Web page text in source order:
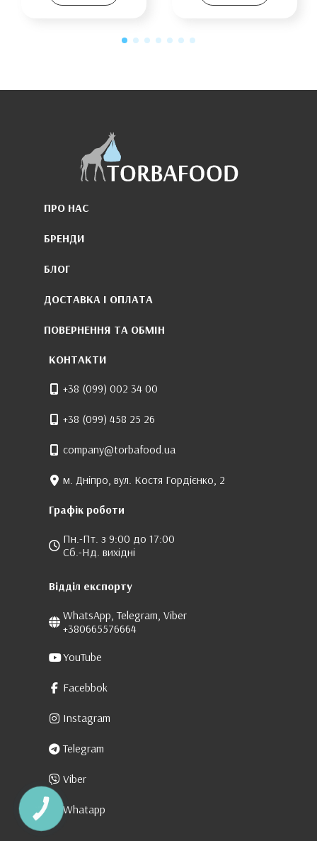
ПРО НАС
БРЕНДИ
БЛОГ
ДОСТАВКА І ОПЛАТА
ПОВЕРНЕННЯ ТА ОБМІН
КОНТАКТИ
+38 (099) 002 34 00
+38 (099) 458 25 26
company@torbafood.ua
м. Дніпро, вул. Костя Гордієнко, 2
Графік роботи
Пн.-Пт. з 9:00 до 17:00
Сб.-Нд. вихідні
Відділ експорту
WhatsApp, Telegram, Viber
+380665576664
YouTube
Facebbok
Instagram
Telegram
Viber
Whatapp
КНОПКА
ЗВ'ЯЗКУ